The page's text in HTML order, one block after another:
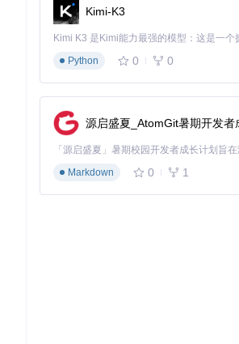
# 初始化客户端：flag=1代表实盘环境，0
market_api = MarketAPI(flag='1'
核心参数决策指南
在调用K线接口时，关键参数的选择直
参数 适用场景
instId
产品选择 依据策略
Kimi-K3
Python
0 0
源启盛夏_AtomGit暑期开发者
Markdown
0 1